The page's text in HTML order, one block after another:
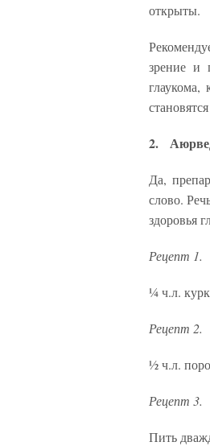
открыты.
зрение и
глаукома,
2.
Да,
слово.
здоровья
Рецепт 1.
¼ ч.л.
Рецепт 2.
½ ч.л.
Рецепт 3.
Пить